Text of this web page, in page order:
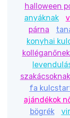
Jó szórakozást!
halloween
anyáknak
párna
konyhai
fa
ajándékok
bögrék